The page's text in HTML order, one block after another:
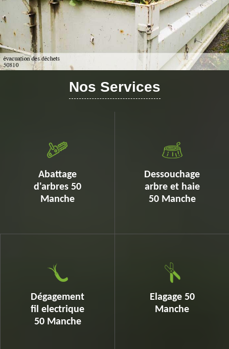
Nos Services
Abattage
d'arbres 50
Manche
Dessouchage
arbre et haie
50 Manche
Dégagement
fil electrique
50 Manche
Elagage 50
Manche